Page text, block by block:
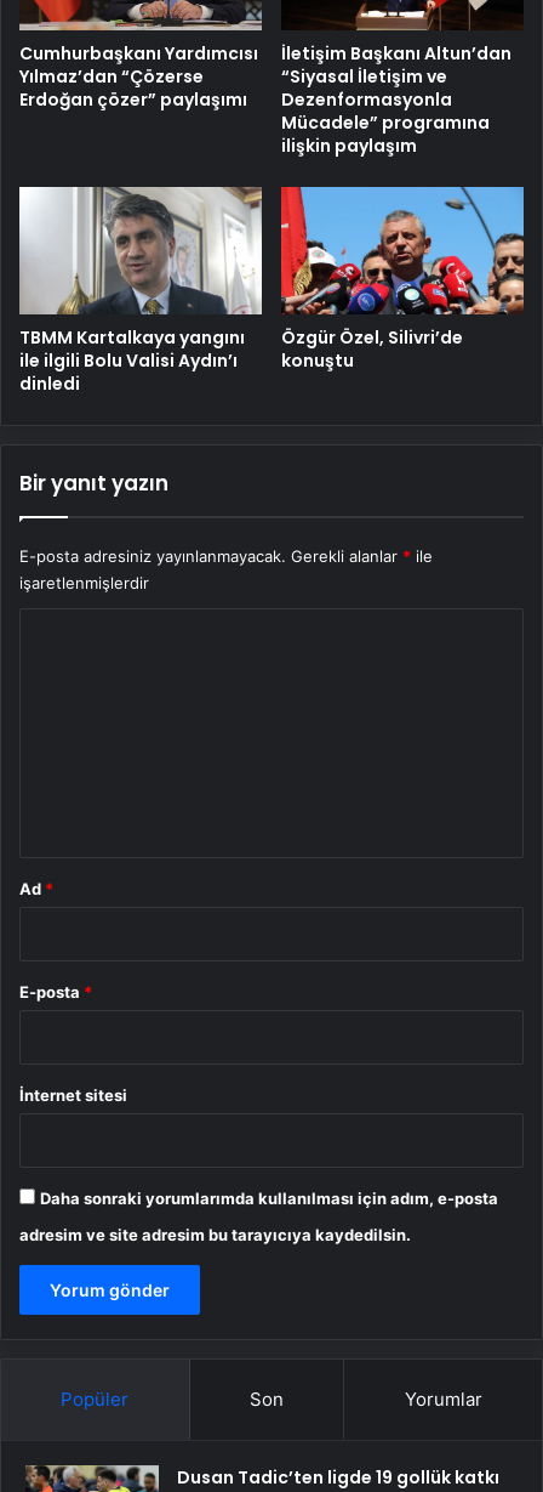
Cumhurbaşkanı Yardımcısı
Yılmaz’dan “Çözerse
Erdoğan çözer” paylaşımı
İletişim Başkanı Altun’dan
“Siyasal İletişim ve
Dezenformasyonla
Mücadele” programına
ilişkin paylaşım
TBMM Kartalkaya yangını
ile ilgili Bolu Valisi Aydın’ı
dinledi
Özgür Özel, Silivri’de
konuştu
Bir yanıt yazın
E-posta adresiniz yayınlanmayacak. Gerekli alanlar * ile
işaretlenmişlerdir
Ad *
E-posta *
İnternet sitesi
Daha sonraki yorumlarımda kullanılması için adım, e-posta
adresim ve site adresim bu tarayıcıya kaydedilsin.
Popüler Son Yorumlar
Dusan Tadic’ten ligde 19 gollük katkı